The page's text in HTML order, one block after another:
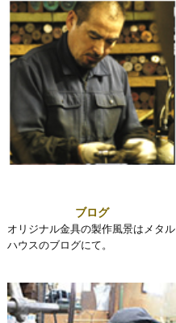
ブログ
オリジナル金具の製作風景はメタル
ハウスのブログにて。